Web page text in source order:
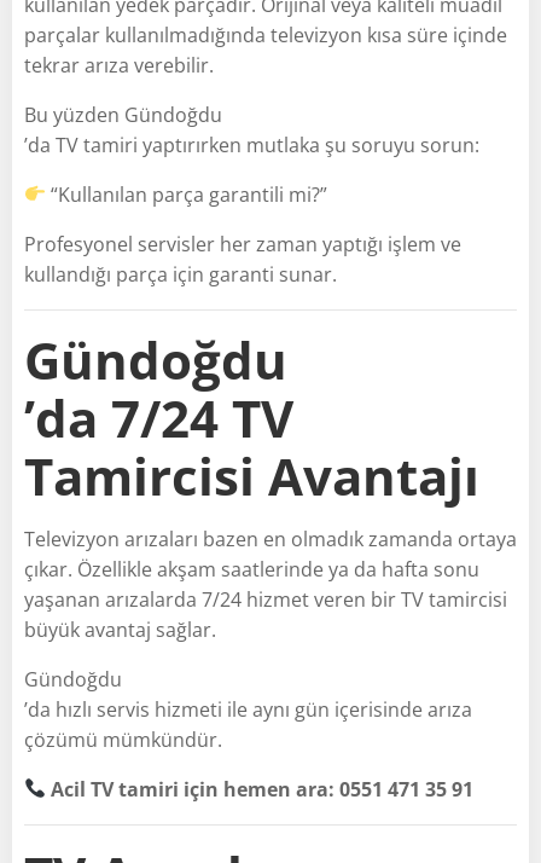
parçalar kullanılmadığında televizyon kısa süre içinde
tekrar arıza verebilir.
Bu yüzden Gündoğdu
’da TV tamiri yaptırırken mutlaka şu soruyu sorun:
“Kullanılan parça garantili mi?”
Profesyonel servisler her zaman yaptığı işlem ve
kullandığı parça için garanti sunar.
Gündoğdu
’da 7/24 TV
Tamircisi Avantajı
Televizyon arızaları bazen en olmadık zamanda ortaya
çıkar. Özellikle akşam saatlerinde ya da hafta sonu
yaşanan arızalarda 7/24 hizmet veren bir TV tamircisi
büyük avantaj sağlar.
Gündoğdu
’da hızlı servis hizmeti ile aynı gün içerisinde arıza
çözümü mümkündür.
Acil TV tamiri için hemen ara: 0551 471 35 91